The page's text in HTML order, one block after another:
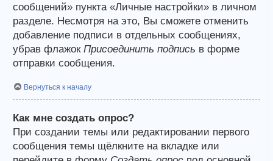
сообщений» пункта «Личные настройки» в личном
разделе. Несмотря на это, Вы сможете отменить
добавление подписи в отдельных сообщениях,
убрав флажок Присоединить подпись в форме
отправки сообщения.
Вернуться к началу
Как мне создать опрос?
При создании темы или редактировании первого
сообщения темы щёлкните на вкладке или